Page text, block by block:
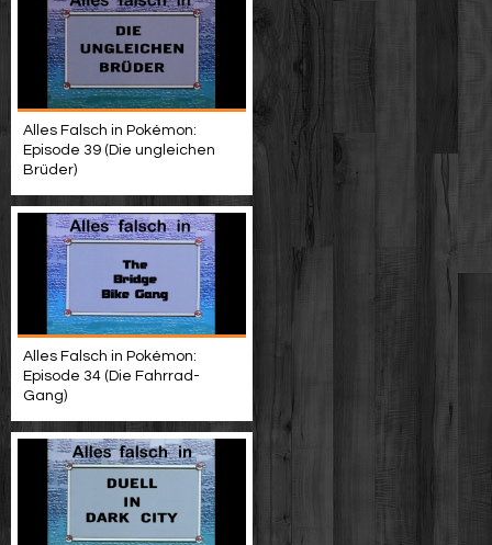
Alles Falsch in Pokémon:
Episode 39 (Die ungleichen
Brüder)
Alles Falsch in Pokémon:
Episode 34 (Die Fahrrad-
Gang)